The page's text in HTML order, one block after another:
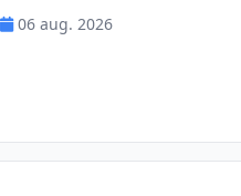
06 aug. 2026